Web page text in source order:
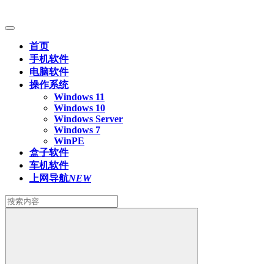
首页
手机软件
电脑软件
操作系统
Windows 11
Windows 10
Windows Server
Windows 7
WinPE
盒子软件
车机软件
上网导航NEW